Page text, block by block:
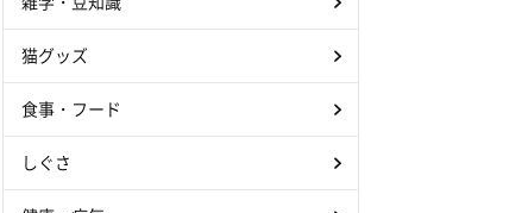
猫グッズ
食事・フード
しぐさ